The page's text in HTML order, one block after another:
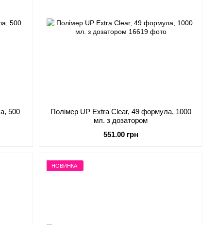
500
Полімер UP Extra Clear, 49 формула, 1000
мл. з дозатором
551.00 грн
НОВИНКА